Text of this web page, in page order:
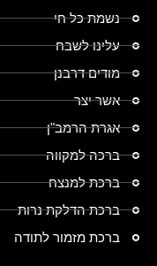
נשמת כל חי
עלינו לשבח
מודים דרבנן
אשר יצר
אגרת הרמב"ן
ברכה למקווה
ברכת למנצח
ברכת הדלקת נרות
ברכת מזמור לתודה